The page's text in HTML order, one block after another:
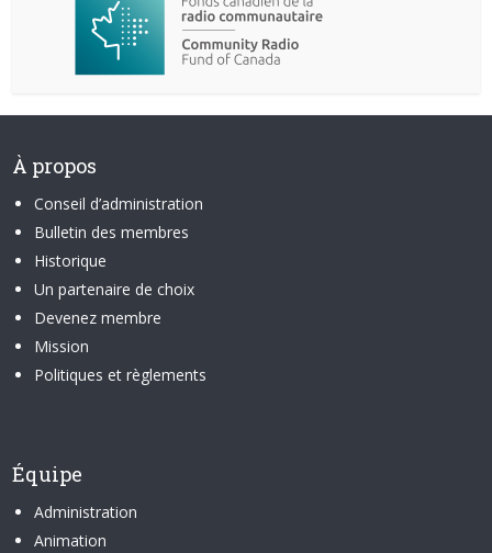
À propos
Conseil d’administration
Bulletin des membres
Historique
Un partenaire de choix
Devenez membre
Mission
Politiques et règlements
Équipe
Administration
Animation